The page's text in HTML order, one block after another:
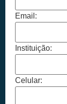
Email:
Instituição:
Celular: